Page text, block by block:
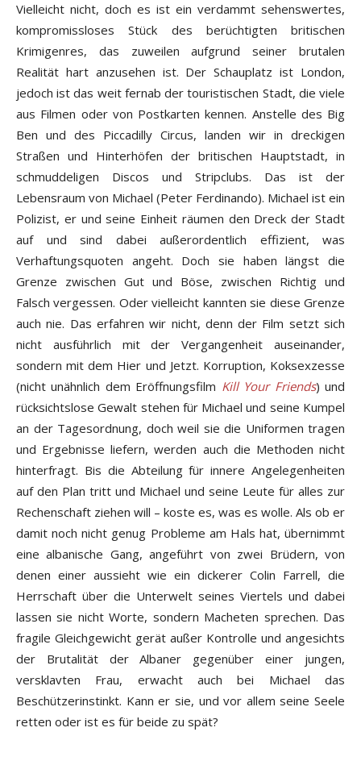
Vielleicht nicht, doch es ist ein verdammt sehenswertes,
kompromissloses Stück des berüchtigten britischen
Krimigenres, das zuweilen aufgrund seiner brutalen
Realität hart anzusehen ist. Der Schauplatz ist London,
jedoch ist das weit fernab der touristischen Stadt, die viele
aus Filmen oder von Postkarten kennen. Anstelle des Big
Ben und des Piccadilly Circus, landen wir in dreckigen
Straßen und Hinterhöfen der britischen Hauptstadt, in
schmuddeligen Discos und Stripclubs. Das ist der
Lebensraum von Michael (Peter Ferdinando). Michael ist ein
Polizist, er und seine Einheit räumen den Dreck der Stadt
auf und sind dabei außerordentlich effizient, was
Verhaftungsquoten angeht. Doch sie haben längst die
Grenze zwischen Gut und Böse, zwischen Richtig und
Falsch vergessen. Oder vielleicht kannten sie diese Grenze
auch nie. Das erfahren wir nicht, denn der Film setzt sich
nicht ausführlich mit der Vergangenheit auseinander,
sondern mit dem Hier und Jetzt. Korruption, Koksexzesse
(nicht unähnlich dem Eröffnungsfilm Kill Your Friends) und
rücksichtslose Gewalt stehen für Michael und seine Kumpel
an der Tagesordnung, doch weil sie die Uniformen tragen
und Ergebnisse liefern, werden auch die Methoden nicht
hinterfragt. Bis die Abteilung für innere Angelegenheiten
auf den Plan tritt und Michael und seine Leute für alles zur
Rechenschaft ziehen will – koste es, was es wolle. Als ob er
damit noch nicht genug Probleme am Hals hat, übernimmt
eine albanische Gang, angeführt von zwei Brüdern, von
denen einer aussieht wie ein dickerer Colin Farrell, die
Herrschaft über die Unterwelt seines Viertels und dabei
lassen sie nicht Worte, sondern Macheten sprechen. Das
fragile Gleichgewicht gerät außer Kontrolle und angesichts
der Brutalität der Albaner gegenüber einer jungen,
versklavten Frau, erwacht auch bei Michael das
Beschützerinstinkt. Kann er sie, und vor allem seine Seele
retten oder ist es für beide zu spät?